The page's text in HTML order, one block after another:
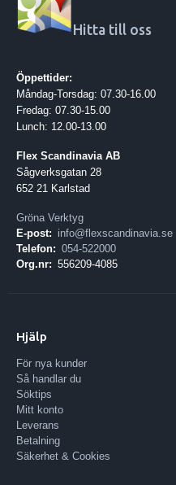
Hitta till oss
Öppettider:
Måndag-Torsdag: 07.30-16.00
Fredag: 07.30-15.00
Lunch: 12.00-13.00
Flex Scandinavia AB
Sågverksgatan 28
652 21 Karlstad
Gröna Verktyg
E-post: info@flexscandinavia.se
Telefon: 054-522000
Org.nr: 556209-4085
Hjälp
För nya kunder
Så handlar du
Söktips
Mitt konto
Leverans
Betalning
Säkerhet & Cookies